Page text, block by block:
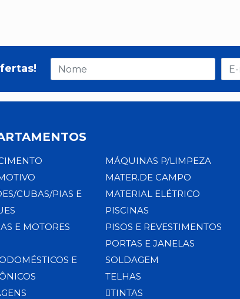
CUBAS/PIAS E
E MOTORES
E
MÁQUINAS P/LIMPEZA
MATER.DE CAMPO
MATERIAL ELÉTRICO
PISCINAS
PISOS E REVESTIMENTOS
PORTAS E JANELAS
SOLDAGEM
TELHAS
TINTAS